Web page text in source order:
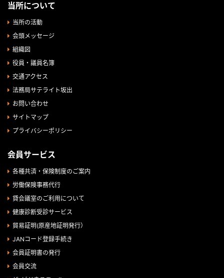
当所について
当所の活動
会頭メッセージ
組織図
役員・議員名簿
交通アクセス
法務局サテライト坂出
お問い合わせ
サイトマップ
プライバシーポリシー
会員サービス
各種共済・保険制度のご案内
労働保険事務代行
貸会議室のご利用について
健康診断受診サービス
貿易証明(原産地証明発行）
JANコード登録手続き
会員証明書の発行
会員交流